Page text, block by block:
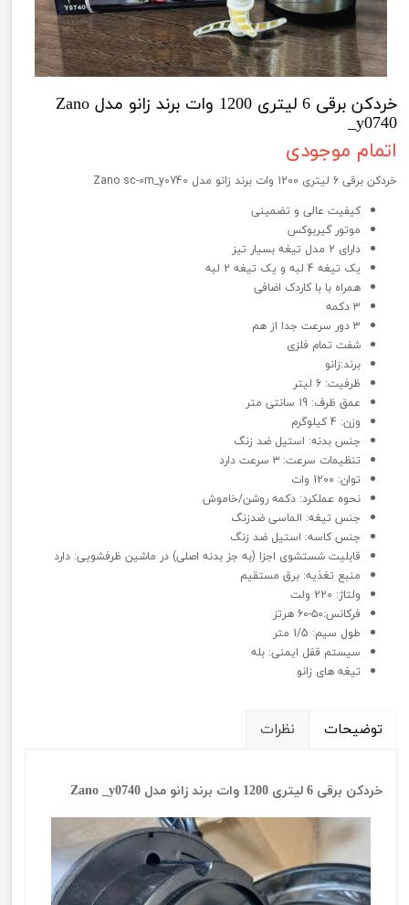
خردکن برقی 6 لیتری 1200 وات برند زانو مدل Zano
_y0740
اتمام موجودی
خردکن برقی 6 لیتری 1200 وات برند زانو مدل Zano sc-0m_y0740
کیفیت عالی و تضمینی
موتور گیربوکس
دارای 2 مدل تیغه بسیار تیز
یک تیغه 4 لبه و یک تیغه 2 لبه
همراه با با کاردک اضافی
3 دکمه
3 دور سرعت جدا از هم
شفت تمام فلزی
برند:زانو
ظرفیت: 6 لیتر
عمق ظرف: 19 سانتی‌ متر
وزن: 4 کیلوگرم
جنس بدنه: استیل ضد زنگ
تنظیمات سرعت: ۳ سرعت دارد
توان: 12۰۰ وات
نحوه عملکرد: دکمه روشن/خاموش
جنس تیغه: الماسی ضدزنگ
جنس کاسه: استیل ضد زنگ
قابلیت شستشوی اجزا (به جز بدنه اصلی) در ماشین ظرفشویی: دارد
منبع تغذیه: برق مستقیم
ولتاژ: 220 ولت
فرکانس:۵۰-۶۰ هرتز
طول سیم: 1/5 متر
سیستم قفل ایمنی: بله
تیغه های زانو
توضیحات نظرات
خردکن برقی 6 لیتری 1200 وات برند زانو مدل Zano _y0740